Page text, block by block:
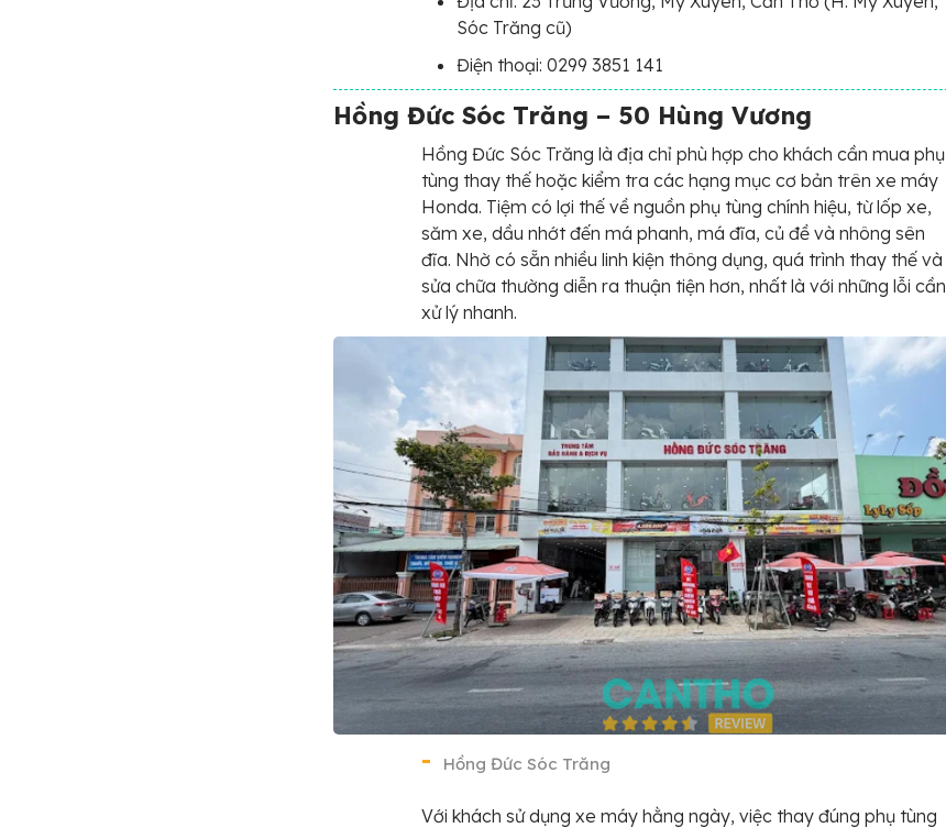
Sóc Trăng cũ)
Điện thoại: 0299 3851 141
Hồng Đức Sóc Trăng – 50 Hùng Vương
Hồng Đức Sóc Trăng là địa chỉ phù hợp cho khách cần mua phụ
tùng thay thế hoặc kiểm tra các hạng mục cơ bản trên xe máy
Honda. Tiệm có lợi thế về nguồn phụ tùng chính hiệu, từ lốp xe,
săm xe, dầu nhớt đến má phanh, má đĩa, củ đề và nhông sên
đĩa. Nhờ có sẵn nhiều linh kiện thông dụng, quá trình thay thế và
sửa chữa thường diễn ra thuận tiện hơn, nhất là với những lỗi cần
xử lý nhanh.
Hồng Đức Sóc Trăng
Với khách sử dụng xe máy hằng ngày, việc thay đúng phụ tùng